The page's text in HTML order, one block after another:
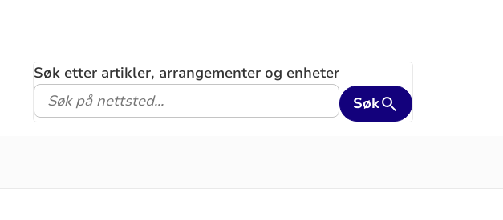
Søk etter artikler, arrangementer og enheter
Søk